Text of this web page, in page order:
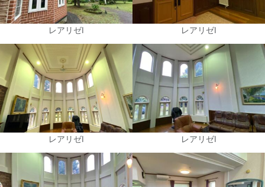
レアリゼⅠ レアリゼⅠ
レアリゼⅠ レアリゼⅠ